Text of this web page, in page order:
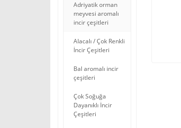
Adriyatik orman
meyvesi aromalı
incir çeşitleri
Alacalı / Çok Renkli
İncir Çeşitleri
Bal aromalı incir
çeşitleri
Çok Soğuğa
Dayanıklı İncir
Çeşitleri